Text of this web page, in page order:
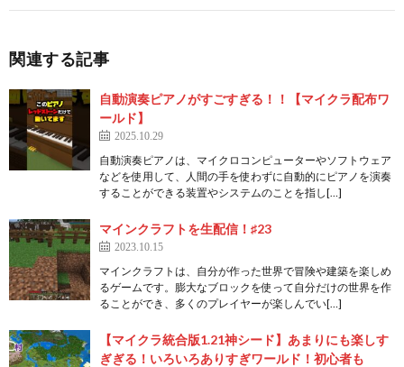
関連する記事
自動演奏ピアノがすごすぎる！！【マイクラ配布ワ
ールド】
2025.10.29
自動演奏ピアノは、マイクロコンピューターやソフトウェア
などを使用して、人間の手を使わずに自動的にピアノを演奏
することができる装置やシステムのことを指し[…]
マインクラフトを生配信！♯23
2023.10.15
マインクラフトは、自分が作った世界で冒険や建築を楽しめ
るゲームです。膨大なブロックを使って自分だけの世界を作
ることができ、多くのプレイヤーが楽しんでい[…]
【マイクラ統合版1.21神シード】あまりにも楽しす
ぎぎる！いろいろありすぎワールド！初心者も